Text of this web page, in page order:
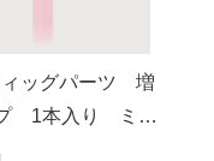
ィッグパーツ 増
1本入り ミル
ク NMLP-151